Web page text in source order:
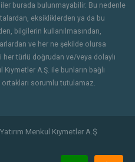
burada bulunmayabilir. Bu nedenle
eksikliklerden ya da bu
bilgilerin kullanılmasından,
ve her ne şekilde olursa
türlü doğrudan ve/veya dolaylı
A.Ş. ile bunların bağlı
ortakları sorumlu tutulamaz.
Menkul Kıymetler A.Ş